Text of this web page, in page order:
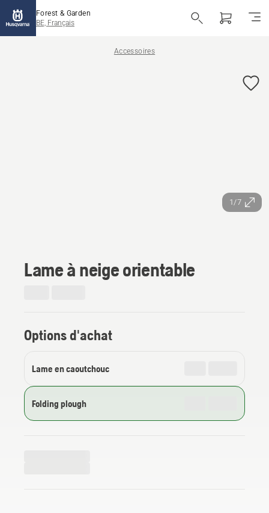
Forest & Garden
BE, Français
Accessoires
1/7
Lame à neige orientable
Options d'achat
Lame en caoutchouc
Folding plough